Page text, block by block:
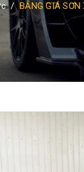
/ BẢNG GIÁ SƠN